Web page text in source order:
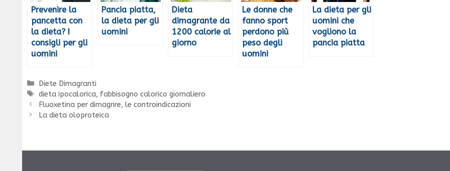
Prevenire la
pancetta con
la dieta? I
consigli per gli
uomini
Pancia piatta,
la dieta per gli
uomini
Dieta
dimagrante da
1200 calorie al
giorno
Le donne che
fanno sport
perdono più
peso degli
uomini
La dieta per gli
uomini che
vogliono la
pancia piatta
Categorie
Diete Dimagranti
Tag
dieta ipocalorica, fabbisogno calorico giornaliero
Fluoxetina per dimagrire, le controindicazioni
La dieta oloproteica